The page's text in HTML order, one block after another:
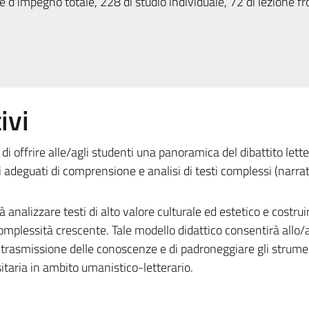
offrire alle/agli studenti una panoramica del dibattito
di comprensione e analisi di testi complessi
testi di alto valore culturale ed estetico e
crescente. Tale modello didattico consentirà allo/
delle conoscenze e di padroneggiare gli
in ambito umanistico-letterario.